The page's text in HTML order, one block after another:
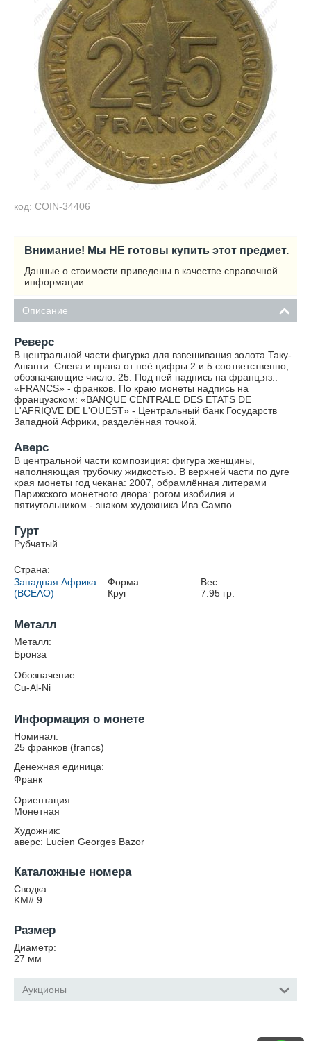
код: COIN-34406
Внимание! Мы НЕ готовы купить этот предмет.
Данные о стоимости приведены в качестве справочной
информации.
Описание
Реверс
В центральной части фигурка для взвешивания золота Таку-
Ашанти. Слева и права от неё цифры 2 и 5 соответственно,
обозначающие число: 25. Под ней надпись на франц.яз.:
«FRANCS» - франков. По краю монеты надпись на
французском: «BANQUE CENTRALE DES ETATS DE
L'AFRIQVE DE L'OUEST»‎ - Центральный банк Государств
Западной Африки, разделённая точкой.
Аверс
В центральной части композиция: фигура женщины,
наполняющая трубочку жидкостью. В верхней части по дуге
края монеты год чекана: 2007, обрамлённая литерами
Парижского монетного двора: рогом изобилия и
пятиугольником - знаком художника Ива Сампо.
Гурт
Рубчатый
Страна:
Западная Африка
(BCEAO)
Форма:
Круг
Вес:
7.95 гр.
Металл
Металл:
Бронза
Обозначение:
Cu-Al-Ni
Информация о монете
Номинал:
25 франков (francs)
Денежная единица:
Франк
Ориентация:
Монетная
Художник:
аверс: Lucien Georges Bazor
Каталожные номера
Сводка:
KM# 9
Размер
Диаметр:
27 мм
Аукционы